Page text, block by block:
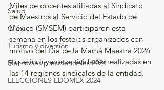
Salud
Clima
Turismo y diversión
Elecciones presidenciales 2024
ELECCIONES EDOMEX 2024
Miles de docentes afiliadas al Sindicato
de Maestros al Servicio del Estado de
México (SMSEM) participaron esta
semana en los festejos organizados con
motivo del Día de la Mamá Maestra 2026
y que incluyeron actividades realizadas en
las 14 regiones sindicales de la entidad.